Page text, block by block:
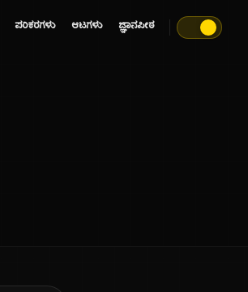
ಪರಿಕರಗಳು ಆಟಗಳು ಜ್ಞಾನಪೀಠ